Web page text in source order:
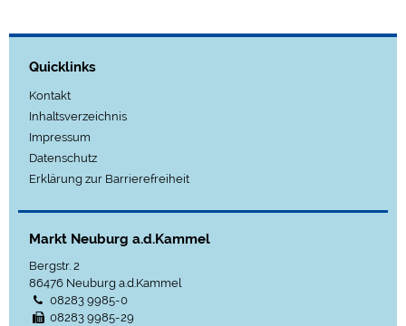
Quicklinks
Kontakt
Inhaltsverzeichnis
Impressum
Datenschutz
Erklärung zur Barrierefreiheit
Markt Neuburg a.d.Kammel
Bergstr. 2
86476 Neuburg a.d.Kammel
08283 9985-0
08283 9985-29